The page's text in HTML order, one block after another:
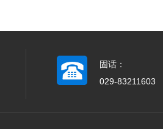
固话：
029-83211603